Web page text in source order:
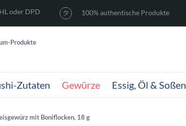
oder DPD 100% authentische Produkte
Produkte
Zutaten Gewürze Essig, Öl & Soßen
mit Boniflocken, 18 g